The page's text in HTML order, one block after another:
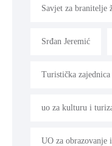
Savjet za branitelje
Srđan Jeremić
Turistička
uo za kulturu i
UO za obrazovanje